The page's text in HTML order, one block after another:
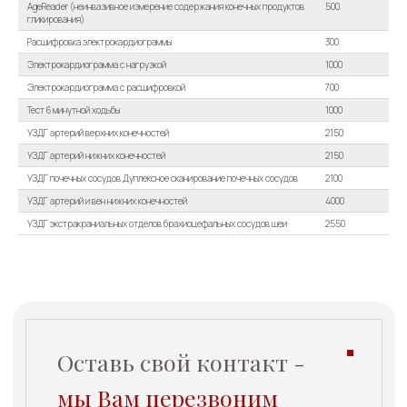
AgeReader (неинвазивное измерение содержания конечных продуктов
гликирования)
500
Расшифровка электрокардиограммы
300
Электрокардиограмма с нагрузкой
1000
Электрокардиограмма с расшифровкой
700
Тест 6 минутной ходьбы
1000
УЗДГ артерий верхних конечностей
2150
УЗДГ артерий нижних конечностей
2150
УЗДГ почечных сосудов Дуплексное сканирование почечных сосудов
2100
УЗДГ артерий и вен нижних конечностей
4000
УЗДГ экстракраниальных отделов брахиоцефальных сосудов шеи
2550
Отправить
Клиника «Холистима»